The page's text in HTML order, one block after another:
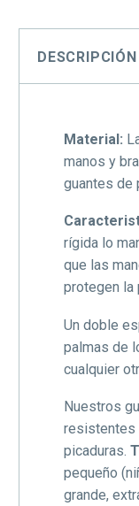
DESCRIPCIÓN
Material:
manos y
guantes de
rígida lo
que las
protegen la
Un doble
palmas de
cualquier
Nuestros
resistentes
picaduras.
pequeño
grande,